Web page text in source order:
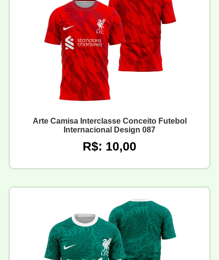
Arte Camisa Interclasse Conceito Futebol
Internacional Design 087
R$: 10,00